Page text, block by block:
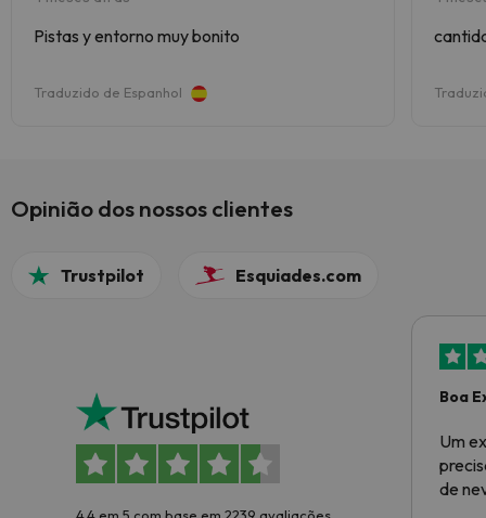
Pistas y entorno muy bonito
Traduzido de Espanhol
Opinião dos nossos clientes
Trustpilot Esquiades.com
4.4 em 5 com base em 2239 avaliações
Boa
Um
de